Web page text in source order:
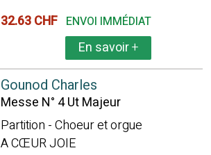
32.63 CHF ENVOI IMMÉDIAT
En savoir+
Gounod Charles
Messe N° 4 Ut Majeur
Partition - Choeur et orgue
A CŒUR JOIE